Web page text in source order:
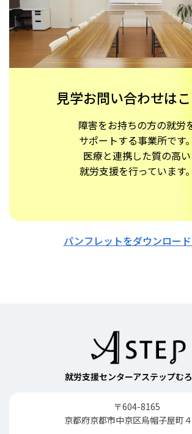
見学お問い合わせは
障害をお持ちの方の就労
サポートする事業所です。
医療と連携した質の高い
就労支援を行っています。
パンフレットをダウンロー
就労支援センターアステップむ
〒604-8165
京都府京都市中京区烏帽子屋町